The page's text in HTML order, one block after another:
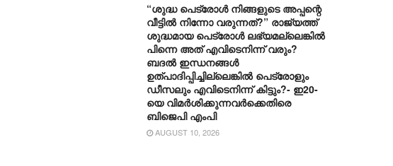
“ശുദ്ധ പെട്രോൾ നിങ്ങളുടെ അപ്പന്റെ
വീട്ടിൽ നിന്നോ വരുന്നത്?” രാജ്യത്ത്
ശുദ്ധമായ പെട്രോൾ ലഭ്യമല്ലെങ്കിൽ
പിന്നെ അത് എവിടെനിന്ന് വരും?
ബദൽ ഇന്ധനങ്ങൾ
ഉത്പാദിപ്പിച്ചില്ലെങ്കിൽ പെട്രോളും
ഡീസലും എവിടെനിന്ന് കിട്ടും?- ഇ20-
യെ വിമർശിക്കുന്നവർക്കെതിരെ
ബിജെപി എംപി
AUGUST 10, 2026